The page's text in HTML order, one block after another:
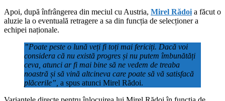
Apoi, după înfrângerea din meciul cu Austria, Mirel Rădoia făcut o
aluzie la o eventuală retragere a sa din funcția de selecționer a
echipei naționale.
”Poate peste o lună veți fi toți mai fericiți. Dacă voi
considera că nu există progres și nu putem îmbunătăți
ceva, atunci ar fi mai bine să ne vedem de treaba
noastră și să vină altcineva care poate să vă satisfacă
plăcerile”, a spus atunci Mirel Rădoi.